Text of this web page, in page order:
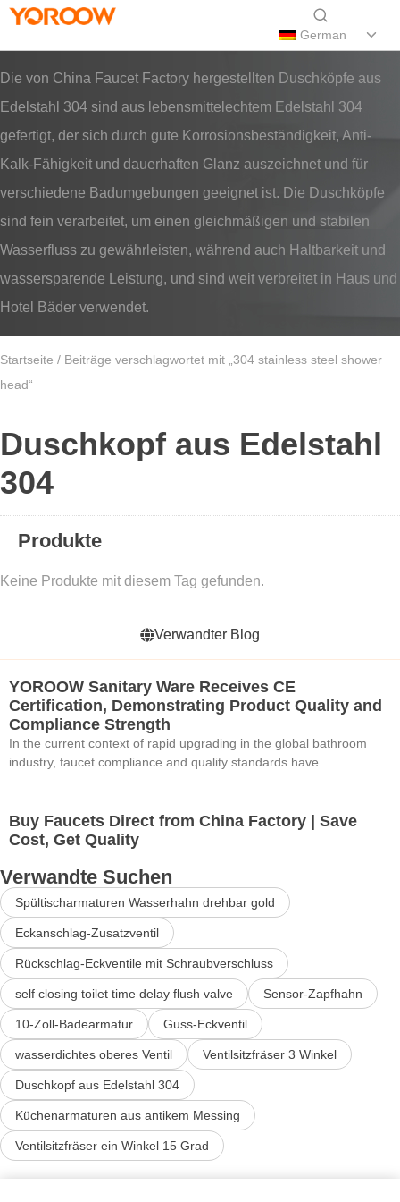
German
Die von China Faucet Factory hergestellten Duschköpfe aus
Edelstahl 304 sind aus lebensmittelechtem Edelstahl 304
gefertigt, der sich durch gute Korrosionsbeständigkeit, Anti-
Kalk-Fähigkeit und dauerhaften Glanz auszeichnet und für
verschiedene Badumgebungen geeignet ist. Die Duschköpfe
sind fein verarbeitet, um einen gleichmäßigen und stabilen
Wasserfluss zu gewährleisten, während auch Haltbarkeit und
wassersparende Leistung, und sind weit verbreitet in Haus und
Hotel Bäder verwendet.
Startseite / Beiträge verschlagwortet mit „304 stainless steel shower
head“
Duschkopf aus Edelstahl
304
Produkte
Keine Produkte mit diesem Tag gefunden.
Verwandter Blog
YOROOW Sanitary Ware Receives CE
Certification, Demonstrating Product Quality and
Compliance Strength
In the current context of rapid upgrading in the global bathroom
industry, faucet compliance and quality standards have
Buy Faucets Direct from China Factory | Save
Cost, Get Quality
Verwandte Suchen
Spültischarmaturen Wasserhahn drehbar gold
Eckanschlag-Zusatzventil
Rückschlag-Eckventile mit Schraubverschluss
self closing toilet time delay flush valve Sensor-Zapfhahn
10-Zoll-Badearmatur Guss-Eckventil
wasserdichtes oberes Ventil Ventilsitzfräser 3 Winkel
Duschkopf aus Edelstahl 304
Küchenarmaturen aus antikem Messing
Ventilsitzfräser ein Winkel 15 Grad